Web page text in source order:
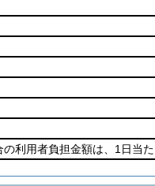
利用者負担金額は、1日当た